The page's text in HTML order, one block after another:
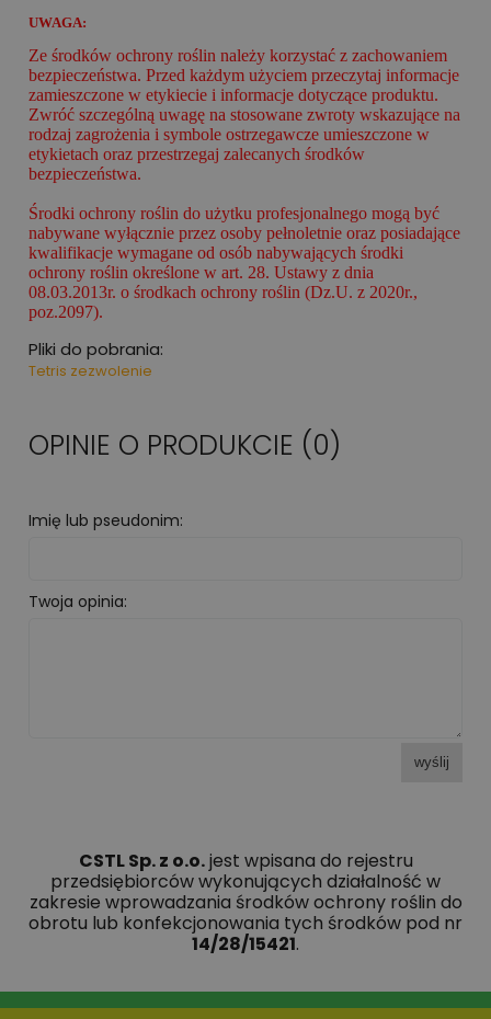
UWAGA:
Ze środków ochrony roślin należy korzystać z zachowaniem
bezpieczeństwa. Przed każdym użyciem przeczytaj informacje
zamieszczone w etykiecie i informacje dotyczące produktu.
Zwróć szczególną uwagę na stosowane zwroty wskazujące na
rodzaj zagrożenia i symbole ostrzegawcze umieszczone w
etykietach oraz przestrzegaj zalecanych środków
bezpieczeństwa.
Środki ochrony roślin do użytku profesjonalnego mogą być
nabywane wyłącznie przez osoby pełnoletnie oraz posiadające
kwalifikacje wymagane od osób nabywających środki
ochrony roślin określone w art. 28. Ustawy z dnia
08.03.2013r. o środkach ochrony roślin (Dz.U. z 2020r.,
poz.2097).
Pliki do pobrania:
Tetris zezwolenie
OPINIE O PRODUKCIE (0)
Imię lub pseudonim:
Twoja opinia:
wyślij
CSTL Sp. z o.o.jest wpisana do rejestru
przedsiębiorców wykonujących działalność w
zakresie wprowadzania środków ochrony roślin do
obrotu lub konfekcjonowania tych środków pod nr
14/28/15421.